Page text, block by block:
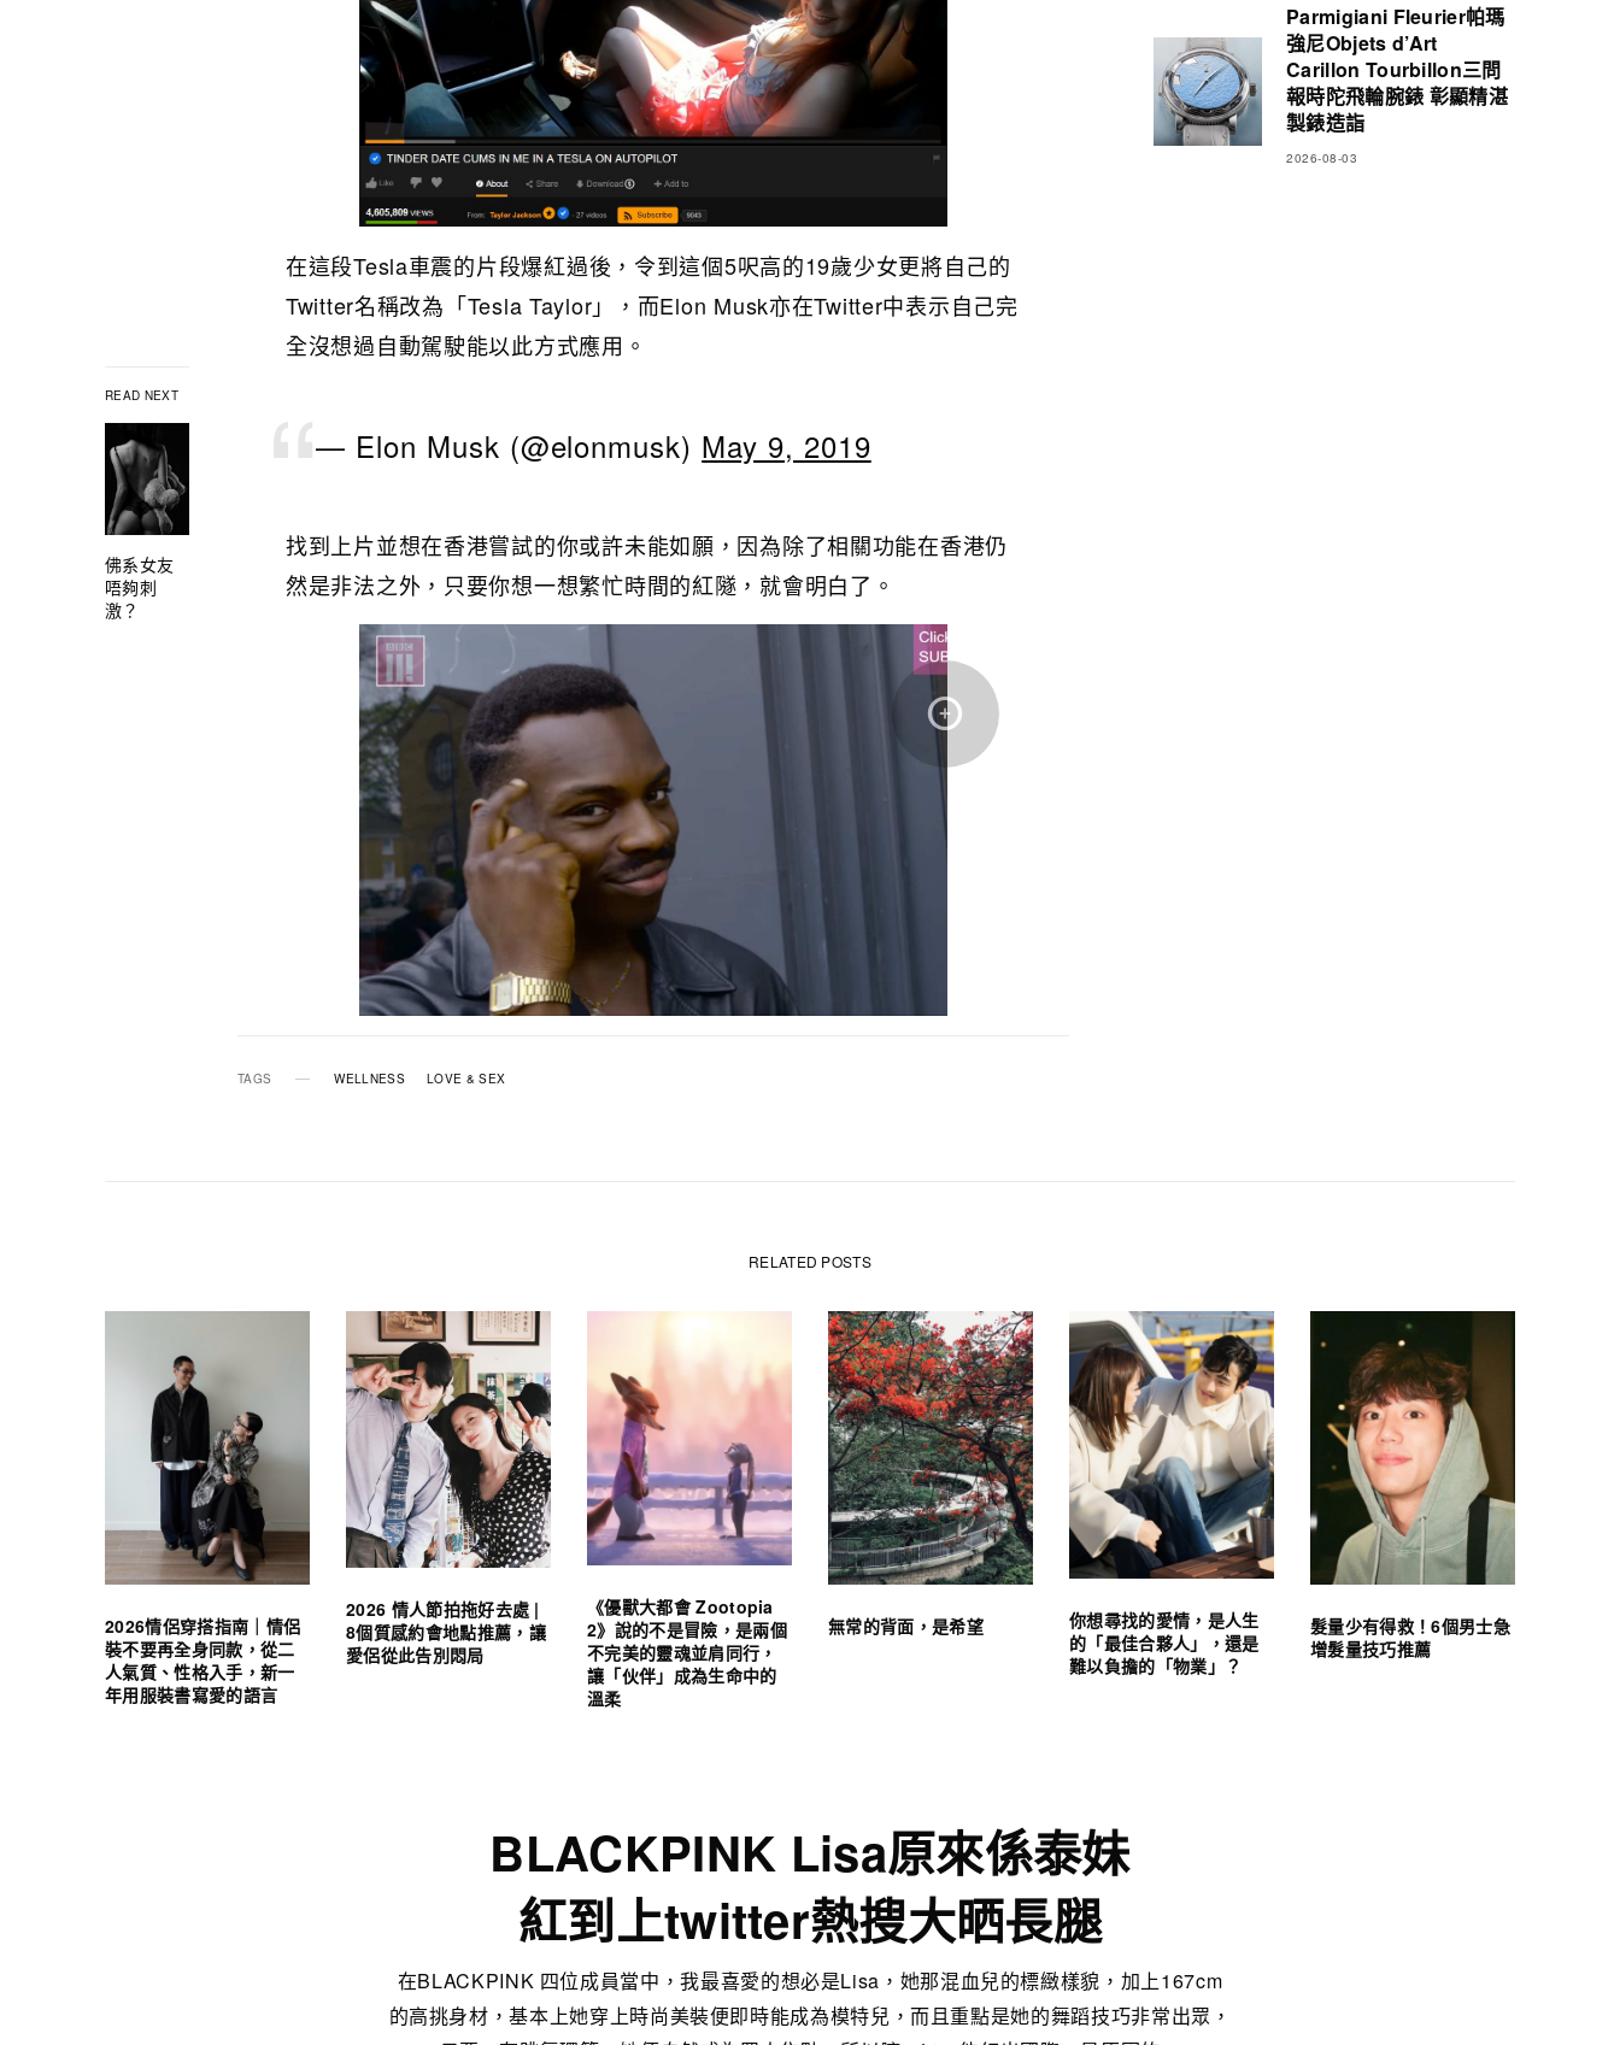
READ NEXT
佛系女友
唔夠刺
激？
在這段Tesla車震的片段爆紅過後，令到這個5呎高的19歲少女更將自己的
Twitter名稱改為「Tesla Taylor」，而Elon Musk亦在Twitter中表示自己完
全沒想過自動駕駛能以此方式應用。
— Elon Musk (@elonmusk) May 9, 2019
找到上片並想在香港嘗試的你或許未能如願，因為除了相關功能在香港仍
然是非法之外，只要你想一想繁忙時間的紅隧，就會明白了。
TAGS WELLNESS LOVE & SEX
Parmigiani Fleurier帕瑪
強尼Objets d’Art
Carillon Tourbillon三問
報時陀飛輪腕錶 彰顯精湛
製錶造詣
2026-08-03
RELATED POSTS
2026情侶穿搭指南｜情侶
裝不要再全身同款，從二
人氣質、性格入手，新一
年用服裝書寫愛的語言
2026 情人節拍拖好去處 |
8個質感約會地點推薦，讓
愛侶從此告別悶局
《優獸大都會 Zootopia
2》說的不是冒險，是兩個
不完美的靈魂並肩同行，
讓「伙伴」成為生命中的
溫柔
無常的背面，是希望
你想尋找的愛情，是人生
的「最佳合夥人」，還是
難以負擔的「物業」？
髮量少有得救！6個男士急
增髮量技巧推薦
BLACKPINK Lisa原來係泰妹
紅到上twitter熱搜大晒長腿
在BLACKPINK 四位成員當中，我最喜愛的想必是Lisa，她那混血兒的標緻樣貌，加上167cm
的高挑身材，基本上她穿上時尚美裝便即時能成為模特兒，而且重點是她的舞蹈技巧非常出眾，